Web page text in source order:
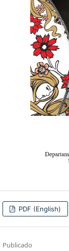
PDF (English)
Publicado